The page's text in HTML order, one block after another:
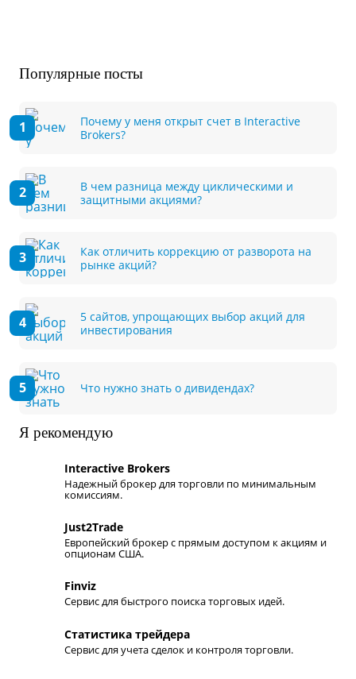
Популярные посты
Почему у меня открыт счет в Interactive
Brokers?
В чем разница между циклическими и
защитными акциями?
Как отличить коррекцию от разворота на
рынке акций?
5 сайтов, упрощающих выбор акций для
инвестирования
Что нужно знать о дивидендах?
Я рекомендую
Interactive Brokers
Надежный брокер для торговли по минимальным
комиссиям.
Just2Trade
Европейский брокер с прямым доступом к акциям и
опционам США.
Finviz
Сервис для быстрого поиска торговых идей.
Статистика трейдера
Сервис для учета сделок и контроля торговли.